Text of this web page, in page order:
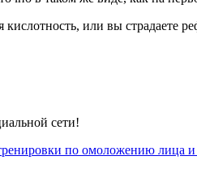
или вы страдаете
сети!
по омоложению лица и